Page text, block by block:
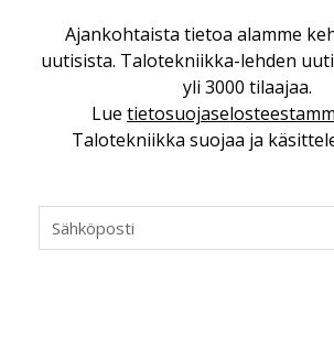
07.08.2026
LVI-
nopeasti
yrityksen
Ajankohtaista tietoa alamme
uutisista. Talotekniikka-lehden
yli 3000 tilaajaa.
Lue
Talotekniikka suojaa ja